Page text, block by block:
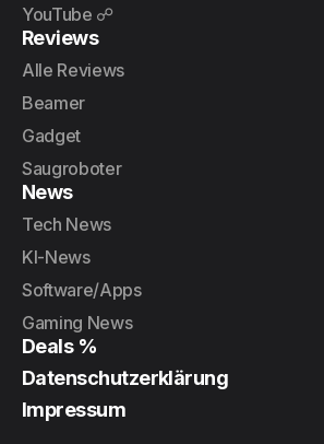
YouTube ☍
Reviews
Alle Reviews
Beamer
Gadget
Saugroboter
News
Tech News
KI-News
Software/Apps
Gaming News
Deals %
Datenschutzerklärung
Impressum